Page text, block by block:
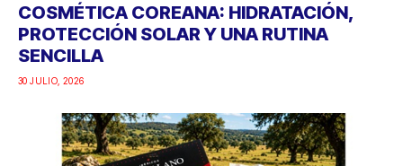
COSMÉTICA COREANA: HIDRATACIÓN,
PROTECCIÓN SOLAR Y UNA RUTINA
SENCILLA
30 JULIO, 2026